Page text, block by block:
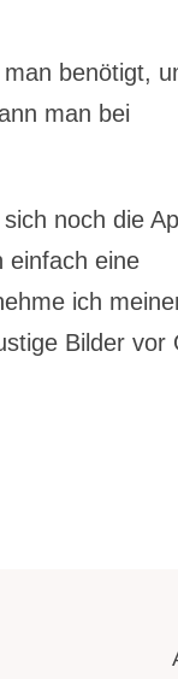
benötigt,
man bei
noch die
einfach eine
ich
Bilder vor